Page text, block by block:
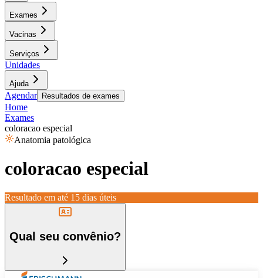
Exames
Vacinas
Serviços
Unidades
Ajuda
Agendar Resultados de exames
Home
Exames
coloracao especial
Anatomia patológica
coloracao especial
Resultado em até 15 dias úteis
Qual seu convênio?